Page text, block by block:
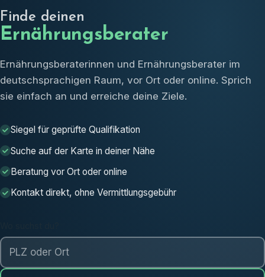
Finde deinen
Ernährungsberater
Ernährungsberaterinnen und Ernährungsberater im
deutschsprachigen Raum, vor Ort oder online. Sprich
sie einfach an und erreiche deine Ziele.
Siegel für geprüfte Qualifikation
Suche auf der Karte in deiner Nähe
Beratung vor Ort oder online
Kontakt direkt, ohne Vermittlungsgebühr